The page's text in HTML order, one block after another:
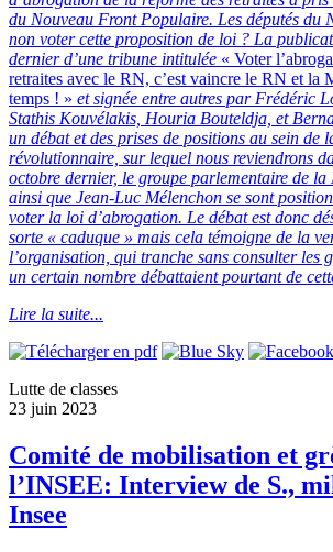
du Nouveau Front Populaire. Les députés du
non voter cette proposition de loi ? La
dernier d’une tribune intitulée « Voter
retraites avec le RN, c’est vaincre le RN et
temps ! » et signée entre autres par Frédéric
Stathis Kouvélakis, Houria Bouteldja, et
un débat et des prises de positions au sein de
révolutionnaire, sur lequel nous reviendrons
octobre dernier, le groupe parlementaire de la
ainsi que Jean-Luc Mélenchon se sont
voter la loi d’abrogation. Le débat est donc
sorte « caduque » mais cela témoigne de la
l’organisation, qui tranche sans consulter les
un certain nombre débattaient pourtant de
Lire la suite...
Lutte de classes
23 juin 2023
Comité de mobilisation et
l’INSEE: Interview de S.,
Insee